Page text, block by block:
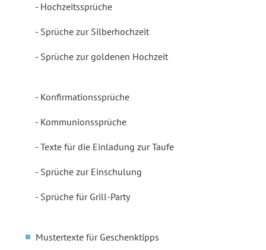
Hochzeitssprüche
Sprüche zur Silberhochzeit
Sprüche zur goldenen Hochzeit
Konfirmationssprüche
Kommunionssprüche
Texte für die Einladung zur Taufe
Sprüche zur Einschulung
Sprüche für Grill-Party
Mustertexte für Geschenktipps